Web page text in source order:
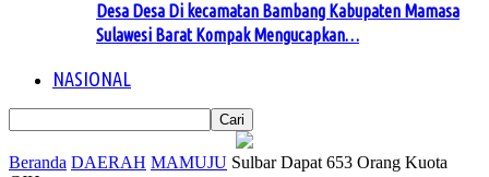
Desa Desa Di kecamatan Bambang Kabupaten Mamasa
Sulawesi Barat Kompak Mengucapkan…
NASIONAL
Beranda DAERAH MAMUJU Sulbar Dapat 653 Orang Kuota